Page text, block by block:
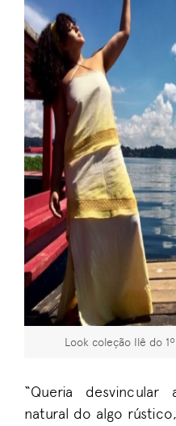
Look coleção Ilê do
“Queria
natural do algo